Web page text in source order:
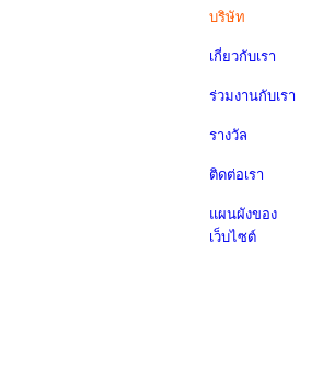
บริษัท
เกี่ยวกับเรา
ร่วมงานกับเรา
รางวัล
ติดต่อเรา
แผนผังของ
เว็บไซต์